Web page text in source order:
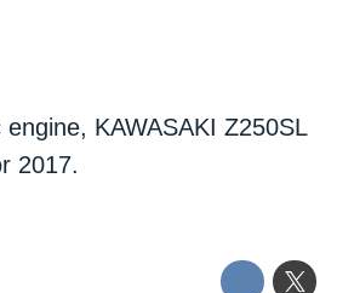
KAWASAKI Z250SL
2017.